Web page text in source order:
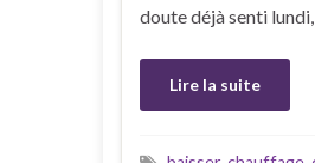
doute déjà senti
Lire la suite